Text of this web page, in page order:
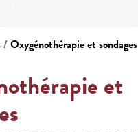
/Oxygénothérapie et sondages
et